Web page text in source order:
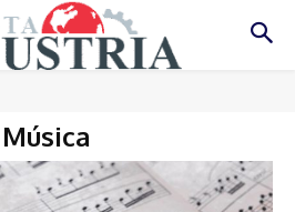
Música